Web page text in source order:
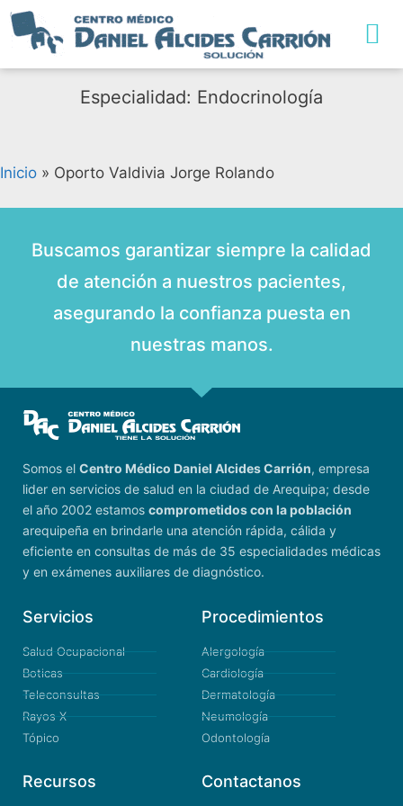
Especialidad: Endocrinología
Inicio » Oporto Valdivia Jorge Rolando
Buscamos garantizar siempre la calidad
de atención a nuestros pacientes,
asegurando la confianza puesta en
nuestras manos.
Somos el Centro Médico Daniel Alcides Carrión, empresa
lider en servicios de salud en la ciudad de Arequipa; desde
el año 2002 estamos comprometidos con la población
arequipeña en brindarle una atención rápida, cálida y
eficiente en consultas de más de 35 especialidades médicas
y en exámenes auxiliares de diagnóstico.
Servicios
Salud Ocupacional
Boticas
Teleconsultas
Rayos X
Tópico
Procedimientos
Alergología
Cardiología
Dermatología
Neumología
Odontología
Recursos Contactanos